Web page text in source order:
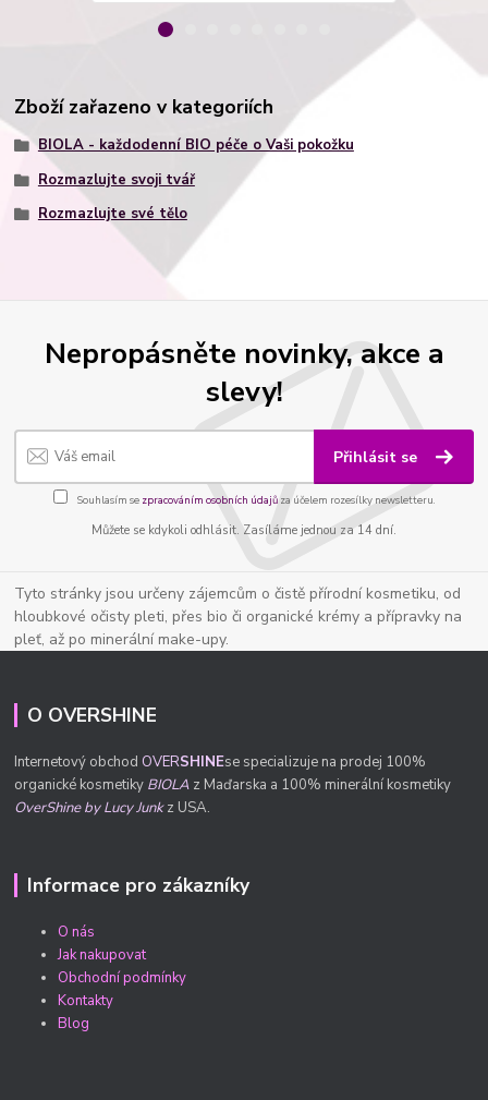
Zboží zařazeno v kategoriích
BIOLA - každodenní BIO péče o Vaši pokožku
Rozmazlujte svoji tvář
Rozmazlujte své tělo
Nepropásněte novinky, akce a
slevy!
Přihlásit se
Souhlasím se zpracováním osobních údajůza účelem rozesílky newsletteru.
Můžete se kdykoli odhlásit. Zasíláme jednou za 14 dní.
Tyto stránky jsou určeny zájemcům o čistě přírodní kosmetiku, od
hloubkové očisty pleti, přes bio či organické krémy a přípravky na
pleť, až po minerální make-upy.
O OVERSHINE
Internetový obchod OVERSHINEse specializuje na prodej 100%
organické kosmetiky BIOLA z Maďarska a 100% minerální kosmetiky
OverShine by Lucy Junkz USA.
Informace pro zákazníky
O nás
Jak nakupovat
Obchodní podmínky
Kontakty
Blog